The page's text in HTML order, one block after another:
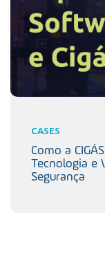
CASES
Como a
Tecnologia e
Segurança